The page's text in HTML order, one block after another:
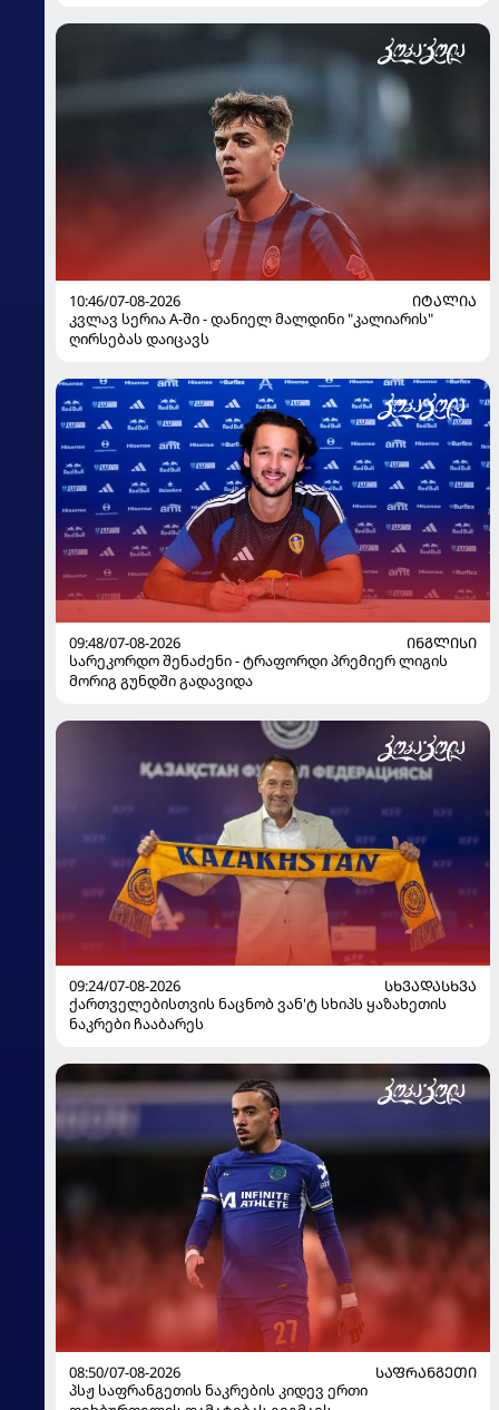
10:46/07-08-2026
ᲘᲢᲐᲚᲘᲐ
კვლავ სერია A-ში - დანიელ მალდინი "კალიარის"
ღირსებას დაიცავს
09:48/07-08-2026
ᲘᲜᲒᲚᲘᲡᲘ
სარეკორდო შენაძენი - ტრაფორდი პრემიერ ლიგის
მორიგ გუნდში გადავიდა
09:24/07-08-2026
ᲡᲮᲕᲐᲓᲐᲡᲮᲕᲐ
ქართველებისთვის ნაცნობ ვან'ტ სხიპს ყაზახეთის
ნაკრები ჩააბარეს
08:50/07-08-2026
ᲡᲐᲤᲠᲐᲜᲒᲔᲗᲘ
პსჟ საფრანგეთის ნაკრების კიდევ ერთი